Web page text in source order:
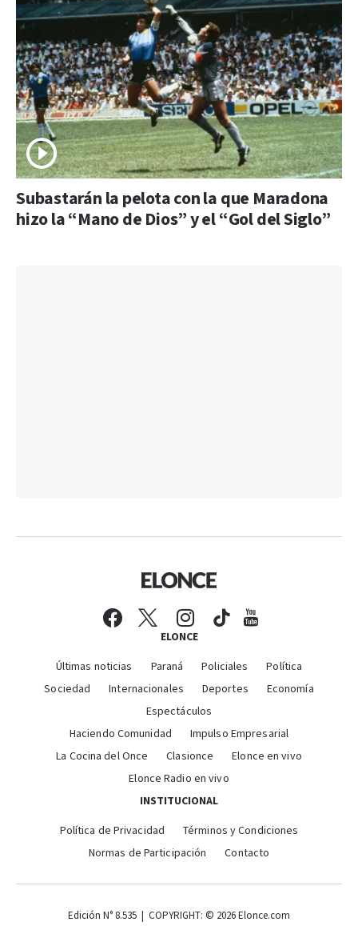
Subastarán la pelota con la que Maradona
hizo la “Mano de Dios” y el “Gol del Siglo”
ELONCE
Últimas noticias Paraná Policiales
Política
Sociedad
Internacionales Deportes
Economía
Espectáculos
Haciendo Comunidad
Impulso Empresarial
La Cocina del Once
Clasionce
Elonce en vivo
Elonce Radio en vivo
INSTITUCIONAL
Política de Privacidad
Términos y Condiciones
Normas de Participación
Contacto
Edición N° 8.535 | COPYRIGHT: © 2026 Elonce.com